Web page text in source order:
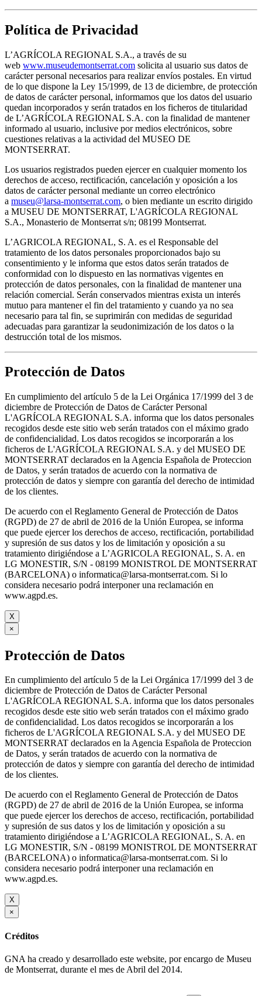
Política de Privacidad
L’AGRÍCOLA REGIONAL S.A., a través de su
web www.museudemontserrat.com solicita al usuario sus datos de
carácter personal necesarios para realizar envíos postales. En virtud
de lo que dispone la Ley 15/1999, de 13 de diciembre, de protección
de datos de carácter personal, informamos que los datos del usuario
quedan incorporados y serán tratados en los ficheros de titularidad
de L’AGRÍCOLA REGIONAL S.A. con la finalidad de mantener
informado al usuario, inclusive por medios electrónicos, sobre
cuestiones relativas a la actividad del MUSEO DE
MONTSERRAT.
Los usuarios registrados pueden ejercer en cualquier momento los
derechos de acceso, rectificación, cancelación y oposición a los
datos de carácter personal mediante un correo electrónico
a museu@larsa-montserrat.com, o bien mediante un escrito dirigido
a MUSEU DE MONTSERRAT, L'AGRÍCOLA REGIONAL
S.A., Monasterio de Montserrat s/n; 08199 Montserrat.
L’AGRICOLA REGIONAL, S. A. es el Responsable del
tratamiento de los datos personales proporcionados bajo su
consentimiento y le informa que estos datos serán tratados de
conformidad con lo dispuesto en las normativas vigentes en
protección de datos personales, con la finalidad de mantener una
relación comercial. Serán conservados mientras exista un interés
mutuo para mantener el fin del tratamiento y cuando ya no sea
necesario para tal fin, se suprimirán con medidas de seguridad
adecuadas para garantizar la seudonimización de los datos o la
destrucción total de los mismos.
Protección de Datos
En cumplimiento del artículo 5 de la Lei Orgánica 17/1999 del 3 de
diciembre de Protección de Datos de Carácter Personal
L'AGRÍCOLA REGIONAL S.A. informa que los datos personales
recogidos desde este sitio web serán tratados con el máximo grado
de confidencialidad. Los datos recogidos se incorporarán a los
ficheros de L'AGRÍCOLA REGIONAL S.A. y del MUSEO DE
MONTSERRAT declarados en la Agencia Española de Proteccion
de Datos, y serán tratados de acuerdo con la normativa de
protección de datos y siempre con garantía del derecho de intimidad
de los clientes.
De acuerdo con el Reglamento General de Protección de Datos
(RGPD) de 27 de abril de 2016 de la Unión Europea, se informa
que puede ejercer los derechos de acceso, rectificación, portabilidad
y supresión de sus datos y los de limitación y oposición a su
tratamiento dirigiéndose a L’AGRICOLA REGIONAL, S. A. en
LG MONESTIR, S/N - 08199 MONISTROL DE MONTSERRAT
(BARCELONA) o informatica@larsa-montserrat.com. Si lo
considera necesario podrá interponer una reclamación en
www.agpd.es.
X
×
Protección de Datos
En cumplimiento del artículo 5 de la Lei Orgánica 17/1999 del 3 de
diciembre de Protección de Datos de Carácter Personal
L'AGRÍCOLA REGIONAL S.A. informa que los datos personales
recogidos desde este sitio web serán tratados con el máximo grado
de confidencialidad. Los datos recogidos se incorporarán a los
ficheros de L'AGRÍCOLA REGIONAL S.A. y del MUSEO DE
MONTSERRAT declarados en la Agencia Española de Proteccion
de Datos, y serán tratados de acuerdo con la normativa de
protección de datos y siempre con garantía del derecho de intimidad
de los clientes.
De acuerdo con el Reglamento General de Protección de Datos
(RGPD) de 27 de abril de 2016 de la Unión Europea, se informa
que puede ejercer los derechos de acceso, rectificación, portabilidad
y supresión de sus datos y los de limitación y oposición a su
tratamiento dirigiéndose a L’AGRICOLA REGIONAL, S. A. en
LG MONESTIR, S/N - 08199 MONISTROL DE MONTSERRAT
(BARCELONA) o informatica@larsa-montserrat.com. Si lo
considera necesario podrá interponer una reclamación en
www.agpd.es.
X
×
Créditos
GNA ha creado y desarrollado este website, por encargo de Museu
de Montserrat, durante el mes de Abril del 2014.